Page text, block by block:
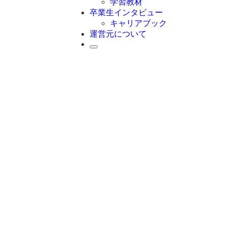
学習教材
卒業生インタビュー
キャリアブック
運営元について